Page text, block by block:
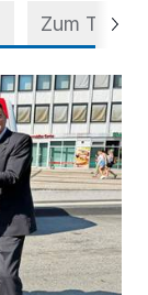
Zum Thema